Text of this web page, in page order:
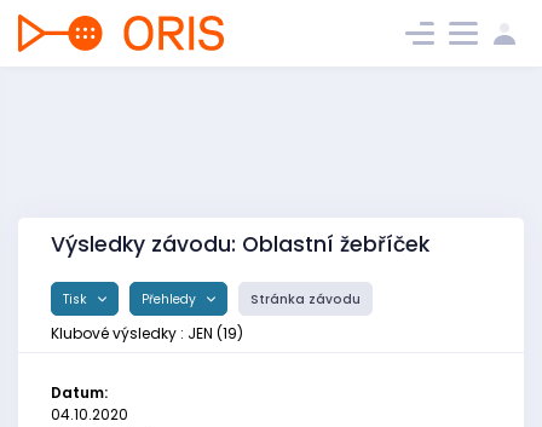
Výsledky závodu: Oblastní žebříček
Tisk Přehledy Stránka závodu
Klubové výsledky : JEN (19)
Datum:
04.10.2020